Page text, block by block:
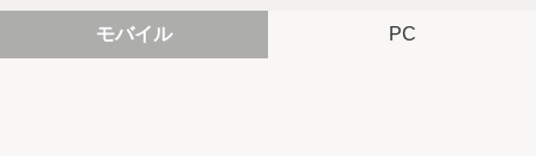
モバイル PC